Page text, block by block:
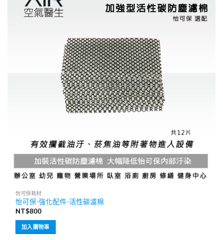
怡可保耗材
怡可保-強化配件-活性碳濾棉
NT$800
加入購物車